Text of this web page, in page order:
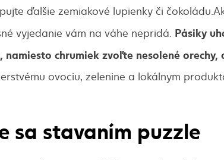
ďalšie zemiakové lupienky či
vyjedanie vám na váhe nepridá. Pásiky
namiesto chrumiek zvoľte nesolené
ovociu, zelenine a lokálnym
sa stavaním puzzle